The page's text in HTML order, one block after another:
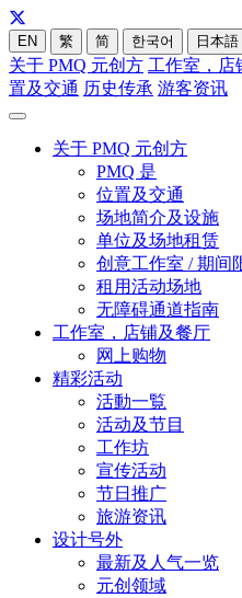
EN 繁 简 한국어 日本語
关于 PMQ 元创方 工作室，店
置及交通 历史传承 游客资讯
关于 PMQ 元创方
PMQ 是
位置及交通
场地简介及设施
单位及场地租赁
创意工作室 / 期间
租用活动场地
无障碍通道指南
工作室，店铺及餐厅
网上购物
精彩活动
活動一覧
活动及节目
工作坊
宣传活动
节日推广
旅游资讯
设计号外
最新及人气一览
元创领域